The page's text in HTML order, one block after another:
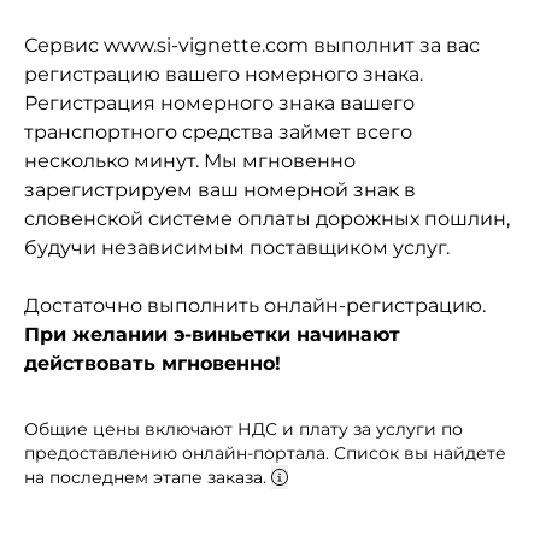
Сервис www.si-vignette.com выполнит за вас
регистрацию вашего номерного знака.
Регистрация номерного знака вашего
транспортного средства займет всего
несколько минут. Мы мгновенно
зарегистрируем ваш номерной знак в
словенской системе оплаты дорожных пошлин,
будучи независимым поставщиком услуг.
Достаточно выполнить онлайн-регистрацию.
При желании э-виньетки начинают
действовать мгновенно!
Общие цены включают НДС и плату за услуги по
предоставлению онлайн-портала. Список вы найдете
на последнем этапе заказа.